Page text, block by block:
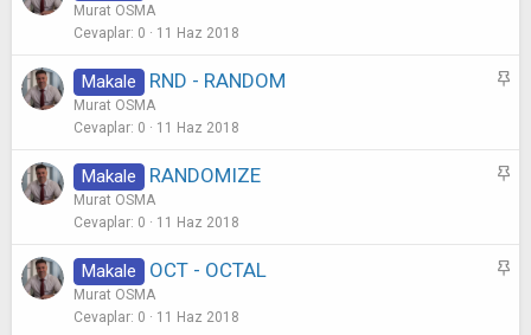
t
Murat OSMA
Cevaplar 0 11 Haz 2018
S
t
Makale RND - RANDOM
Murat OSMA
Cevaplar 0 11 Haz 2018
S
t
Makale RANDOMIZE
Murat OSMA
Cevaplar 0 11 Haz 2018
S
Makale OCT - OCTAL
Murat OSMA
Cevaplar 0 11 Haz 2018